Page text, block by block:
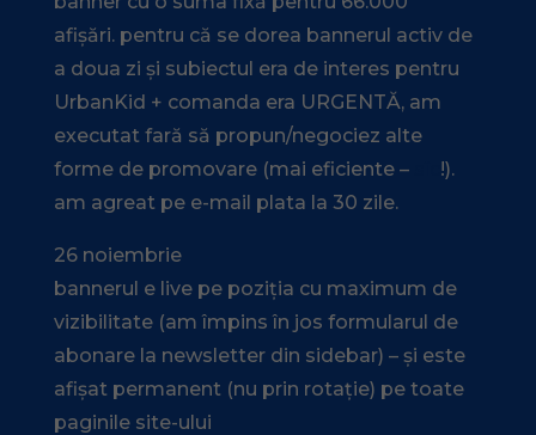
afișări. pentru că se dorea bannerul activ de
a doua zi și subiectul era de interes pentru
UrbanKid + comanda era URGENTĂ, am
executat fară să propun/negociez alte
forme de promovare (mai eficiente –
!).
am agreat pe e-mail plata la 30 zile.
26 noiembrie
bannerul e live pe poziția cu maximum de
vizibilitate (am împins în jos formularul de
abonare la newsletter din sidebar) – și este
afișat permanent (nu prin rotație) pe toate
paginile site-ului